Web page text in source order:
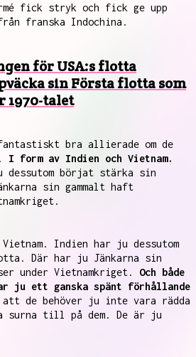
fick stryk och fick ge upp
franska Indochina.
för USA:s flotta
sin Första flotta som
1970-talet
bra allierade om de
I form av Indien och Vietnam.
börjat stärka sin
sin gammalt haft
Indien har ju dessutom
Där har ju Jänkarna sin
under Vietnamkriget. Och både
ju ett ganska spänt förhållande
att de behöver ju inte vara rädda
surna till på dem. De är ju